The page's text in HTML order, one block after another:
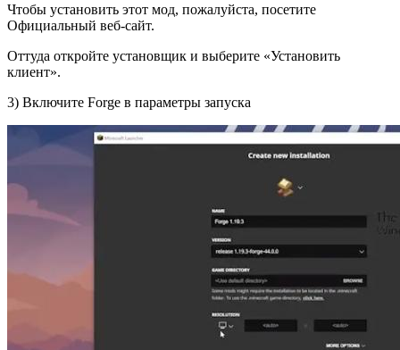
Чтобы установить этот мод, пожалуйста, посетите
Официальный веб-сайт.
Оттуда откройте установщик и выберите «Установить
клиент».
3) Включите Forge в параметры запуска